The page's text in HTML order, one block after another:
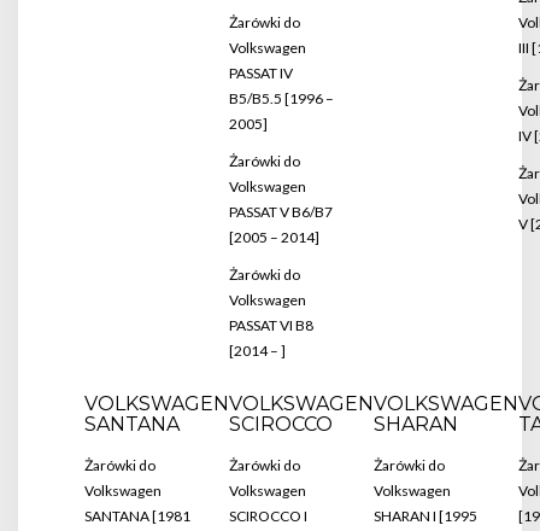
Żarówki do
Volkswagen
PASSAT IV
B5/B5.5 [1996 –
2005]
Żarówki do
Volkswagen
PASSAT V B6/B7
[2005 – 2014]
Żarówki do
Volkswagen
PASSAT VI B8
[2014 – ]
III
IV
V
VOLKSWAGEN
SANTANA
Żarówki do
Volkswagen
SANTANA [1981
VOLKSWAGEN
SCIROCCO
Żarówki do
Volkswagen
SCIROCCO I
VOLKSWAGEN
SHARAN
Żarówki do
Volkswagen
SHARAN I [1995